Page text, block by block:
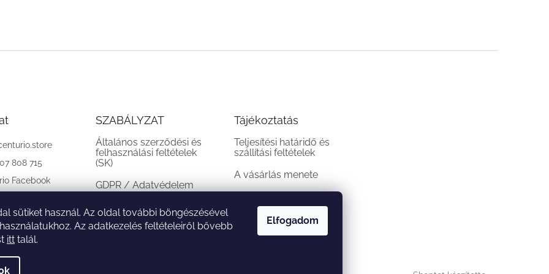
sütiket használ. Az oldal további böngészésével
Az adatkezelés feltételeiről bővebb
itt talál.
Elfogadom
808 715
Facebook
SZABÁLYZAT
Általános szerződési és
felhasználási feltételek
(SK)
GDPR / Adatvédelem
(SK)
Reklamációs feltételek
(SK)
Tájékoztatás
Teljesítési határidő és
szállítási feltételek
A vásárlás menete